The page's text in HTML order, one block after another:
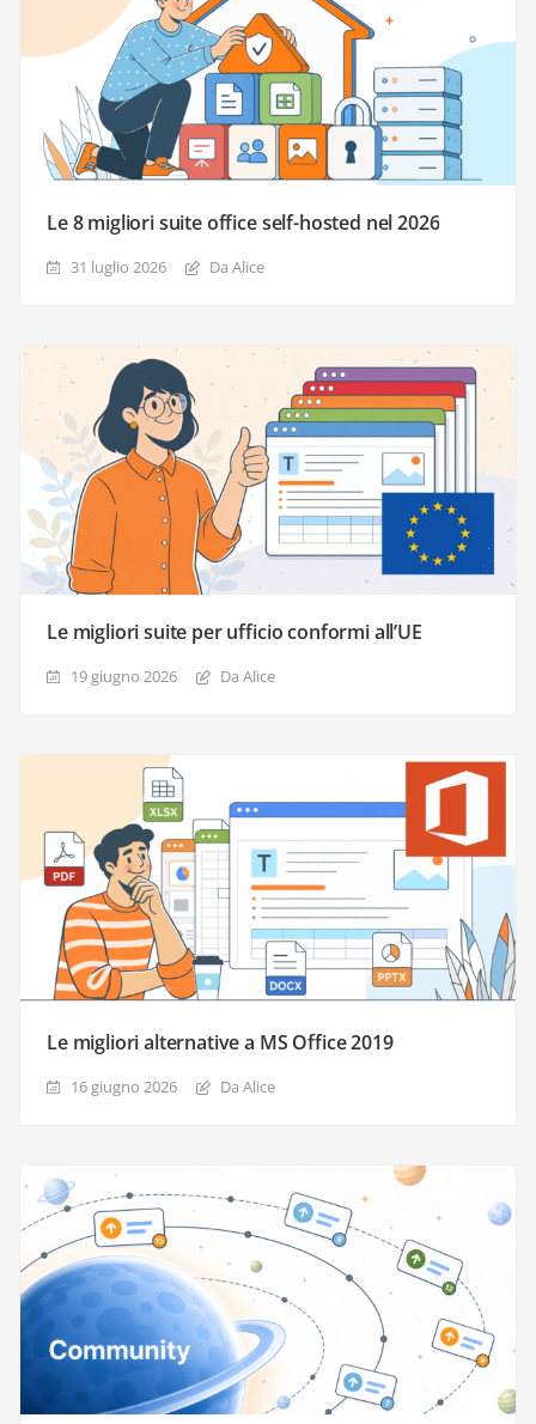
Le 8 migliori suite office self-hosted nel 2026
31 luglio 2026 Da Alice
Le migliori suite per ufficio conformi all’UE
19 giugno 2026 Da Alice
Le migliori alternative a MS Office 2019
16 giugno 2026 Da Alice